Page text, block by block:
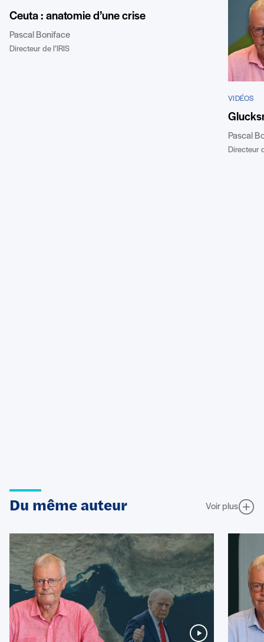
Ceuta : anatomie d’une crise
Pascal Boniface
Directeur de l’IRIS
VIDÉOS
Pascal
Directeur
Du même auteur Voir plus